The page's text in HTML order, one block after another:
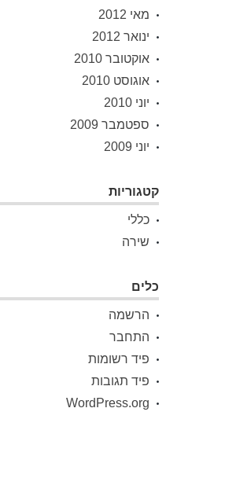
מאי 2012
ינואר 2012
אוקטובר 2010
אוגוסט 2010
יוני 2010
ספטמבר 2009
יוני 2009
קטגוריות
כללי
שירה
כלים
הרשמה
התחבר
פיד רשומות
פיד תגובות
WordPress.org